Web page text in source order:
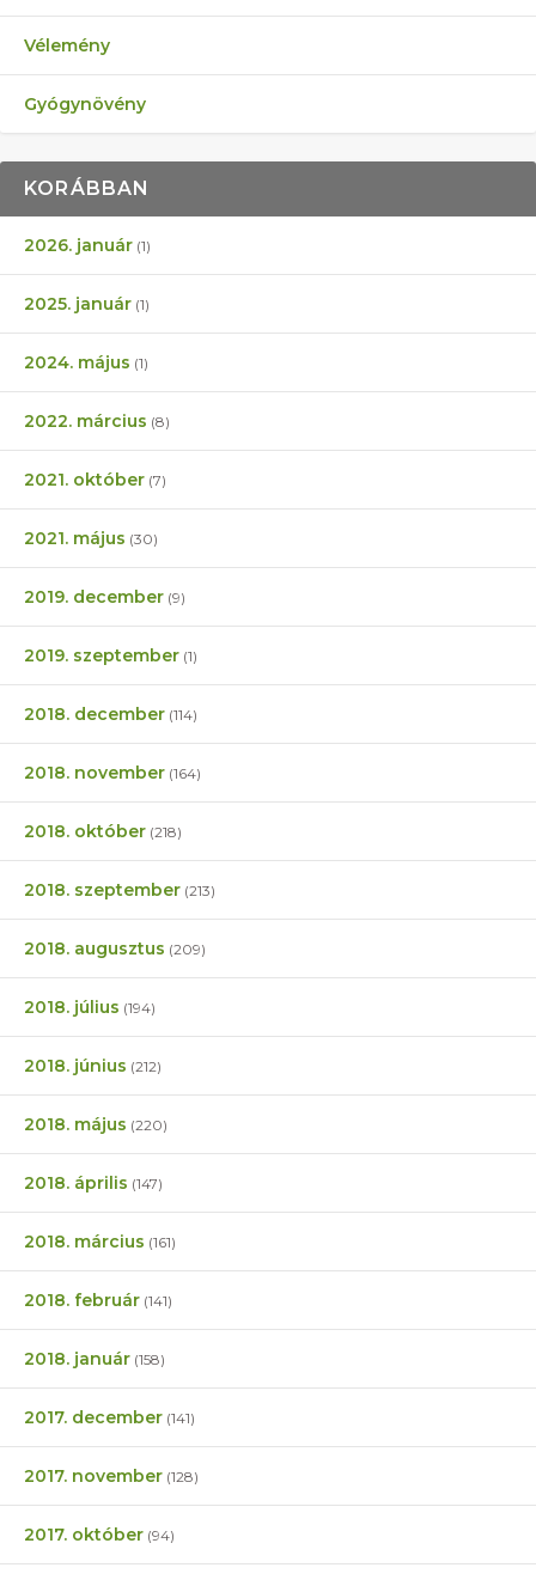
Vélemény
Gyógynövény
KORÁBBAN
2026. január (1)
2025. január (1)
2024. május (1)
2022. március (8)
2021. október (7)
2021. május (30)
2019. december (9)
2019. szeptember (1)
2018. december (114)
2018. november (164)
2018. október (218)
2018. szeptember (213)
2018. augusztus (209)
2018. július (194)
2018. június (212)
2018. május (220)
2018. április (147)
2018. március (161)
2018. február (141)
2018. január (158)
2017. december (141)
2017. november (128)
2017. október (94)